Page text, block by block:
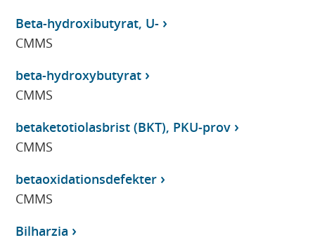
Beta-hydroxibutyrat, U-
CMMS
beta-hydroxybutyrat
CMMS
betaketotiolasbrist (BKT), PKU-prov
CMMS
betaoxidationsdefekter
CMMS
Bilharzia